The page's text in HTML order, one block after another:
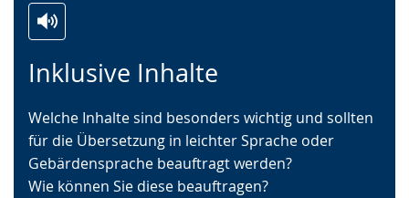
Inklusive Inhalte
Leichten
wechseln.
Audio-
Video
Deutscher
Gebärdensprache
wird
angezeigt.
Welche Inhalte sind besonders wichtig und sollten
für die Übersetzung in leichter Sprache oder
Gebärdensprache beauftragt werden?
Wie können Sie diese beauftragen?